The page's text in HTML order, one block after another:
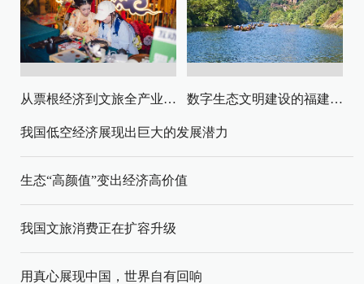
从票根经济到文旅全产业链升级 数字生态文明建设的福建路径与启示
我国低空经济展现出巨大的发展潜力
生态“高颜值”变出经济高价值
我国文旅消费正在扩容升级
用真心展现中国，世界自有回响